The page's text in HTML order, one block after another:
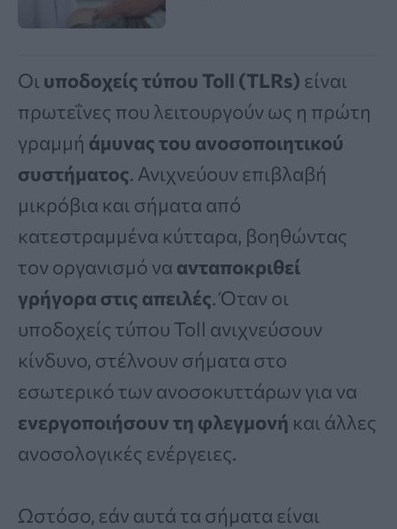
Οι υποδοχείς τύπου Toll (TLRs) είναι
πρωτεΐνες που λειτουργούν ως η πρώτη
γραμμή άμυνας του ανοσοποιητικού
συστήματος. Ανιχνεύουν επιβλαβή
μικρόβια και σήματα από
κατεστραμμένα κύτταρα, βοηθώντας
τον οργανισμό να ανταποκριθεί
γρήγορα στις απειλές. Όταν οι
υποδοχείς τύπου Toll ανιχνεύσουν
κίνδυνο, στέλνουν σήματα στο
εσωτερικό των ανοσοκυττάρων για να
ενεργοποιήσουν τη φλεγμονή και άλλες
ανοσολογικές ενέργειες.
Ωστόσο, εάν αυτά τα σήματα είναι